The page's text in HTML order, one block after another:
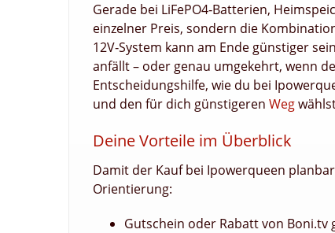
Gerade bei LiFePO4‑Batterien,
einzelner Preis, sondern die
12V‑System kann am Ende günstiger
anfällt – oder genau umgekehrt, wenn
Entscheidungshilfe, wie du bei
und den für dich günstigeren Weg
Deine Vorteile im Überblick
Damit der Kauf bei Ipowerqueen
Orientierung:
Gutschein oder Rabatt von